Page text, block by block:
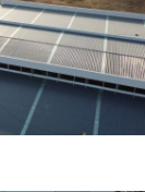
پیش ساخته